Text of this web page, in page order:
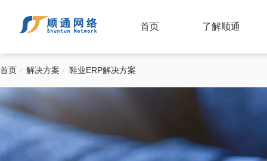
首页 了解顺通
首页 解决方案 鞋业ERP解决方案